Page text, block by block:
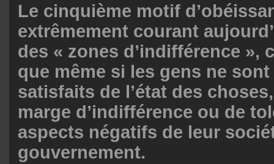
Le cinquième motif
extrêmement courant
des « zones d’indifférence »,
que même si les gens ne
satisfaits de l’état des
marge d’indifférence ou de
aspects négatifs de leur
gouvernement.